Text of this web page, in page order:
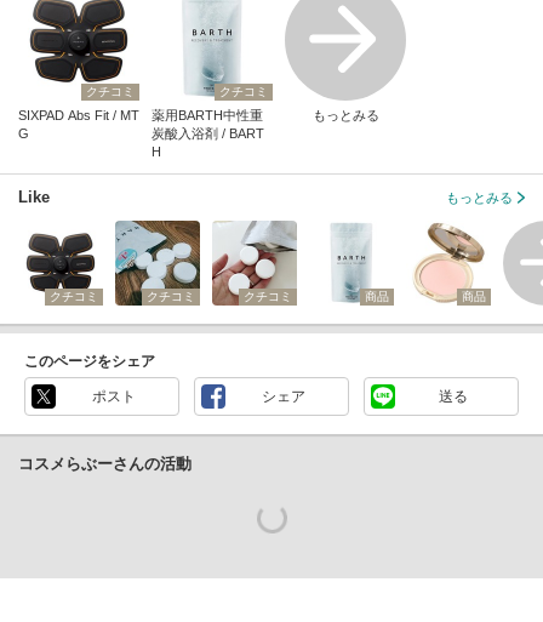
クチコミ
SIXPAD Abs Fit / MT
G
クチコミ
薬用BARTH中性重
炭酸入浴剤 / BART
H
もっとみる
Like もっとみる
クチコミ クチコミ クチコミ 商品 商品
このページをシェア
ポスト シェア 送る
コスメらぶーさんの活動